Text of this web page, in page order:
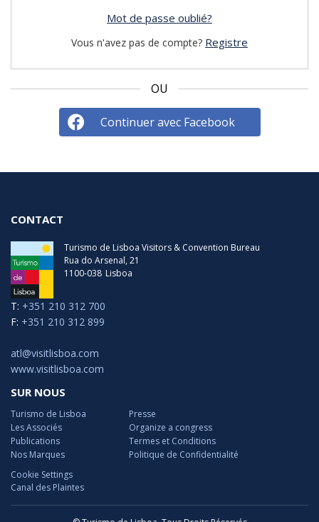
Mot de passe oublié?
Vous n'avez pas de compte? Registre
OU
Continuer avec Facebook
CONTACT
Turismo de Lisboa Visitors & Convention Bureau
Rua do Arsenal, 21
1100-038 Lisboa
T: +351 210 312 700
F: +351 210 312 899
atl@visitlisboa.com
www.visitlisboa.com
SUR NOUS
Turismo de Lisboa
Les Associés
Publications
Nos Marques
Presse
Organize a congress
Termes et Conditions
Politique de Confidentialité
Cookie Settings
Canal des Plaintes